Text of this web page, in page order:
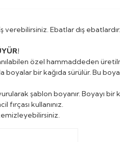
verebilirsiniz. Ebatlar dış
özel hammaddeden
bir kağıda sürülür. Bu
şablon boyanır. Boyayı bir
fırçası kullanınız.